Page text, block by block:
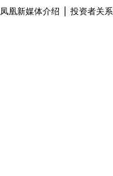
凤凰新媒体介绍 投资者关